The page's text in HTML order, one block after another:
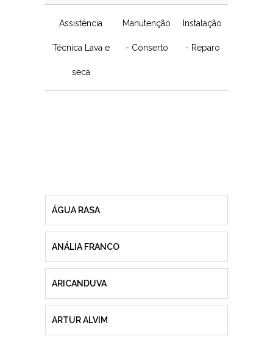
Assistência
Técnica Lava e
seca
Manutenção
- Conserto
Instalação
- Reparo
ÁGUA RASA
ANÁLIA FRANCO
ARICANDUVA
ARTUR ALVIM